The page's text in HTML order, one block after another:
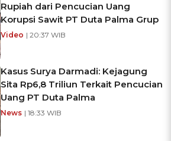
Rupiah dari Pencucian Uang
Korupsi Sawit PT Duta Palma Grup
Video | 20:37 WIB
Kasus Surya Darmadi: Kejagung
Sita Rp6,8 Triliun Terkait Pencucian
Uang PT Duta Palma
News | 18:33 WIB